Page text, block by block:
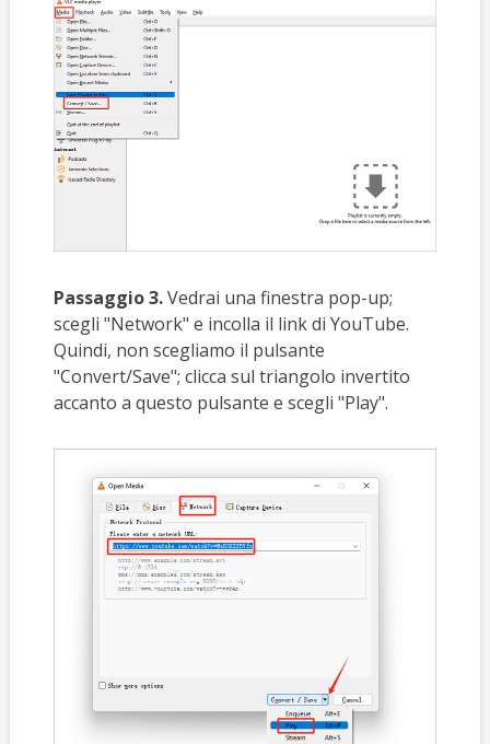
Passaggio 3.Vedrai una finestra pop-up;
scegli "Network" e incolla il link di YouTube.
Quindi, non scegliamo il pulsante
"Convert/Save"; clicca sul triangolo invertito
accanto a questo pulsante e scegli "Play".